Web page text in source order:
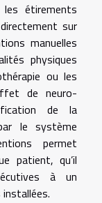
les étirements
sur
manuelles
physiques
ou les
de neuro-
de la
le système
permet
patient, qu’il
à un